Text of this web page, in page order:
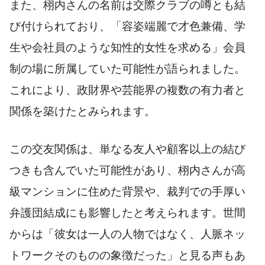
また、栩内さんの名前は交際クラブの噂とも結
び付けられており、「容姿端麗で才色兼備、学
生や会社員のような知性的女性を求める」会員
制の場に所属していた可能性が語られました。
これにより、政財界や芸能界の複数の有力者と
関係を築けたとみられます。
この交友関係は、単なる友人や顧客以上の結び
つきも含んでいた可能性があり、栩内さんが高
級マンションに住めた背景や、裁判での手厚い
弁護団結成にも影響したと考えられます。世間
からは「彼女は一人の人物ではなく、人脈ネッ
トワークそのものの象徴だった」と見る声もあ